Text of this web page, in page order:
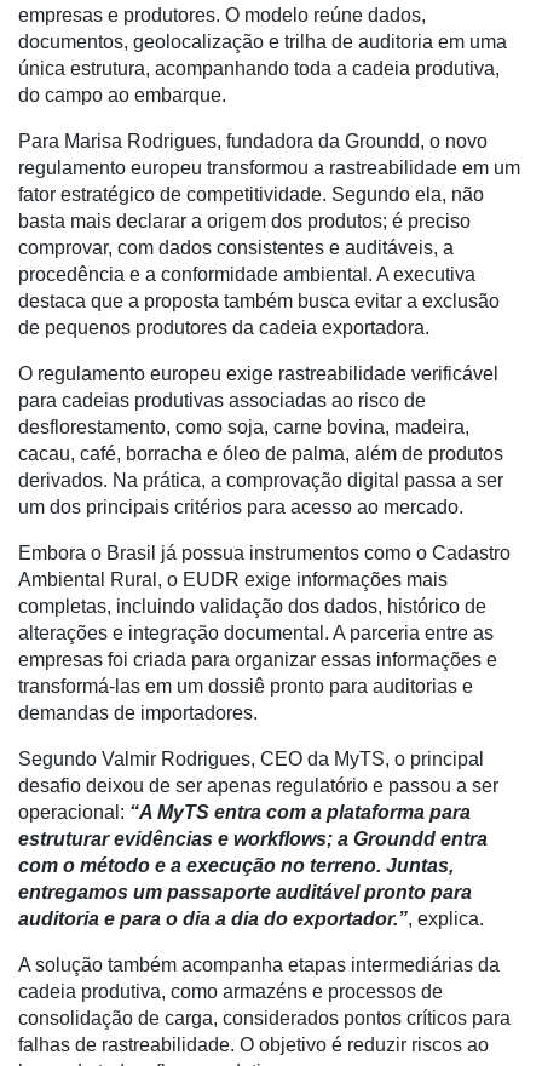
Conectividade
Dados
e
E-
Commerce
Informatização
da
Agricultura
Vertical
Software
Empresarial
Tecnologia
para
Recursos
Membros
Liberali
Netrin
Néctar
Tecprime
Agro
Lean
Consulting
Manager
ONE
CHB
empresas e produtores. O modelo reúne dados,
documentos, geolocalização e trilha de auditoria em uma
única estrutura, acompanhando toda a cadeia produtiva,
do campo ao embarque.
Para Marisa Rodrigues, fundadora da Groundd, o novo
regulamento europeu transformou a rastreabilidade em um
fator estratégico de competitividade. Segundo ela, não
basta mais declarar a origem dos produtos; é preciso
comprovar, com dados consistentes e auditáveis, a
procedência e a conformidade ambiental. A executiva
destaca que a proposta também busca evitar a exclusão
de pequenos produtores da cadeia exportadora.
O regulamento europeu exige rastreabilidade verificável
para cadeias produtivas associadas ao risco de
desflorestamento, como soja, carne bovina, madeira,
cacau, café, borracha e óleo de palma, além de produtos
derivados. Na prática, a comprovação digital passa a ser
um dos principais critérios para acesso ao mercado.
Embora o Brasil já possua instrumentos como o Cadastro
Ambiental Rural, o EUDR exige informações mais
completas, incluindo validação dos dados, histórico de
alterações e integração documental. A parceria entre as
empresas foi criada para organizar essas informações e
transformá-las em um dossiê pronto para auditorias e
demandas de importadores.
Segundo Valmir Rodrigues, CEO da MyTS, o principal
desafio deixou de ser apenas regulatório e passou a ser
operacional: “A MyTS entra com a plataforma para
estruturar evidências e workflows; a Groundd entra
com o método e a execução no terreno. Juntas,
entregamos um passaporte auditável pronto para
auditoria e para o dia a dia do exportador.”, explica.
A solução também acompanha etapas intermediárias da
cadeia produtiva, como armazéns e processos de
consolidação de carga, considerados pontos críticos para
falhas de rastreabilidade. O objetivo é reduzir riscos ao